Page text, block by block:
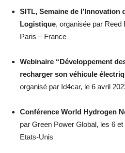
SITL, Semaine de l’Innovation
Logistique, organisée par Reed
Paris – France
Webinaire “Développement
recharger son véhicule
organisé par Id4car, le 6 avril
Conférence World Hydrogen
par Green Power Global, les 6
Etats-Unis